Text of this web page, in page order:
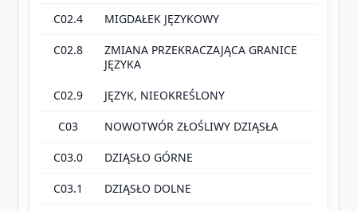
C02.4 MIGDAŁEK JĘZYKOWY
C02.8
ZMIANA PRZEKRACZAJĄCA GRANICE
JĘZYKA
C02.9 JĘZYK, NIEOKREŚLONY
C03 NOWOTWÓR ZŁOŚLIWY DZIĄSŁA
C03.0 DZIĄSŁO GÓRNE
C03.1 DZIĄSŁO DOLNE